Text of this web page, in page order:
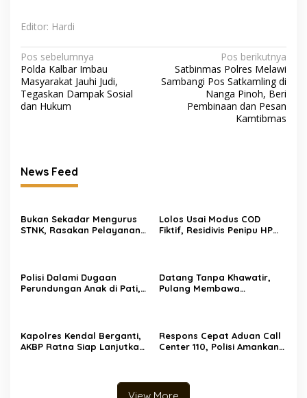
Editor: Hardi
Navigasi
pos
Pos sebelumnya
Polda Kalbar Imbau
Masyarakat Jauhi Judi,
Tegaskan Dampak Sosial
dan Hukum
Pos berikutnya
Satbinmas Polres Melawi
Sambangi Pos Satkamling di
Nanga Pinoh, Beri
Pembinaan dan Pesan
Kamtibmas
News Feed
Bukan Sekadar Mengurus
STNK, Rasakan Pelayanan
Lolos Usai Modus COD
Fiktif, Residivis Penipu HP
Polisi Dalami Dugaan
Perundungan Anak di Pati,
Datang Tanpa Khawatir,
Pulang Membawa
Kapolres Kendal Berganti,
AKBP Ratna Siap Lanjutkan
Respons Cepat Aduan Call
Center 110, Polisi Amankan